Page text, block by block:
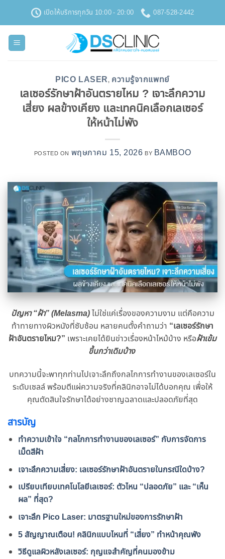
เนื้อหา
เปิดให้บริการทุกวัน 10:00 - 20:00 087-528-2442
PICO LASER, ความรู้จากแพทย์
เลเซอร์รักษาฝ้าอันตรายไหม ? เจาะลึกความ
เสี่ยง ผลข้างเคียง และเทคนิคเลือกเลเซอร์
ให้หน้าไม่พัง
POSTED ON พฤษภาคม 15, 2026 BY BAMBOO
ปัญหา “ฝ้า” (Melasma)ไม่ใช่แค่เรื่องของความงาม แต่คือความ
ท้าทายทางผิวหนังที่ซับซ้อน หลายคนตั้งคำถามว่า “เลเซอร์รักษา
ฝ้าอันตรายไหม?” เพราะเคยได้ยินข่าวเรื่องหน้าไหม้บ้าง หรือฝ้าเข้ม
ขึ้นกว่าเดิมบ้าง
บทความนี้จะพาทุกท่านไปเจาะลึกถึงกลไกการทำงานของเลเซอร์ใน
ระดับเซลล์ พร้อมตีแผ่ความจริงที่คลินิกอาจไม่ได้บอกคุณ เพื่อให้
คุณตัดสินใจรักษาได้อย่างชาญฉลาดและปลอดภัยที่สุด
สารบัญ
ทำความเข้าใจ “กลไกการทำงานของเลเซอร์” กับการจัดการ
เม็ดสีฝ้า
เจาะลึกความเสี่ยง: เลเซอร์รักษาฝ้าอันตรายในกรณีใดบ้าง?
เปรียบเทียบเทคโนโลยีเลเซอร์: ตัวไหน “ปลอดภัย” และ “เห็น
ผล” ที่สุด?
เจาะลึก Pico Laser: มาตรฐานใหม่ของการรักษาฝ้า
5 สัญญาณเตือน! คลินิกแบบไหนที่ “เสี่ยง” ทำหน้าคุณพัง
วิธีดูแลผิวหลังเลเซอร์: กุญแจสำคัญที่คนมองข้าม